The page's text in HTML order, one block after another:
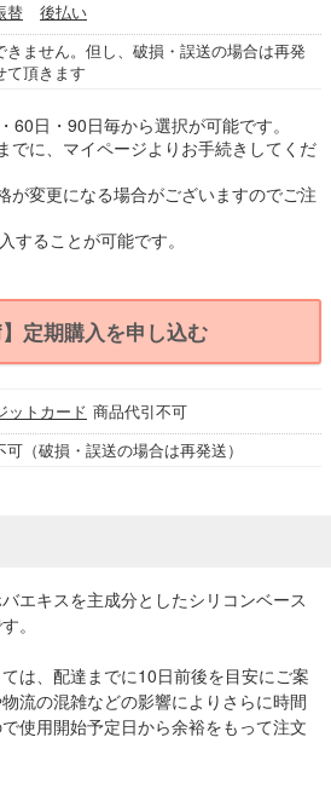
替
後払い
きません。但し、破損・誤送の場合は再発
て頂きます
60日・90日毎から選択が可能です。
でに、マイページよりお手続きしてくだ
が変更になる場合がございますのでご注
することが可能です。
】定期購入を申し込む
ットカード 商品代引不可
可（破損・誤送の場合は再発送）
エキスを主成分としたシリコンベース
。
は、配達までに10日前後を目安にご案
流の混雑などの影響によりさらに時間
使用開始予定日から余裕をもって注文